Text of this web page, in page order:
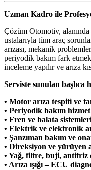
Uzman Kadro ile
Çözüm Otomotiv,
ustalarıyla tüm araç
arızası, mekanik
periyodik bakım fark
inceleme yapılır ve arıza
Serviste sunulan başlıca
• Motor arıza tespiti ve
• Periyodik bakım
• Fren ve balata
• Elektrik ve elektronik
• Şanzıman bakım ve
• Direksiyon ve yürüyen
• Yağ, filtre, buji, antifriz
• Arıza ışığı – ECU